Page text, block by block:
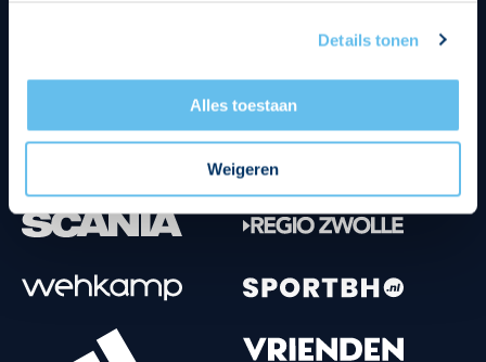
Details tonen
Alles toestaan
Weigeren